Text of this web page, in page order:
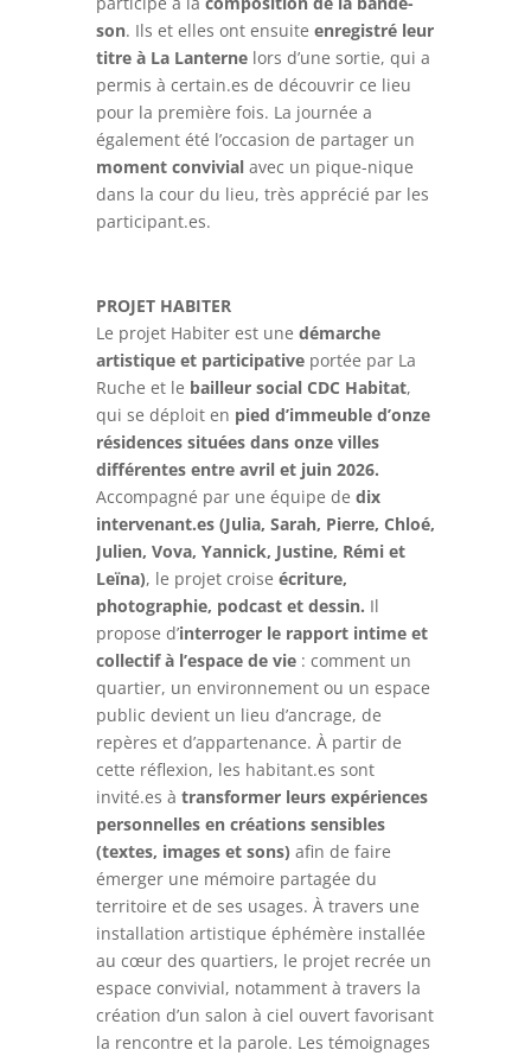
son. Ils et elles ont ensuite enregistré leur
titre à La Lanternelors d’une sortie, qui a
permis à certain.es de découvrir ce lieu
pour la première fois. La journée a
également été l’occasion de partager un
moment convivialavec un pique-nique
dans la cour du lieu, très apprécié par les
participant.es.
PROJET HABITER
Le projet Habiter est une démarche
artistique et participativeportée par La
Ruche et le bailleur social CDC Habitat,
qui se déploit en pied d’immeuble d’onze
résidences situées dans onze villes
différentes entre avril et juin 2026.
Accompagné par une équipe de dix
intervenant.es (Julia, Sarah, Pierre, Chloé,
Julien, Vova, Yannick, Justine, Rémi et
Leïna), le projet croise écriture,
photographie, podcast et dessin. Il
propose d’interroger le rapport intime et
collectif à l’espace de vie: comment un
quartier, un environnement ou un espace
public devient un lieu d’ancrage, de
repères et d’appartenance. À partir de
cette réflexion, les habitant.es sont
invité.es à transformer leurs expériences
personnelles en créations sensibles
(textes, images et sons) afin de faire
émerger une mémoire partagée du
territoire et de ses usages. À travers une
installation artistique éphémère installée
au cœur des quartiers, le projet recrée un
espace convivial, notamment à travers la
création d’un salon à ciel ouvert favorisant
la rencontre et la parole. Les témoignages